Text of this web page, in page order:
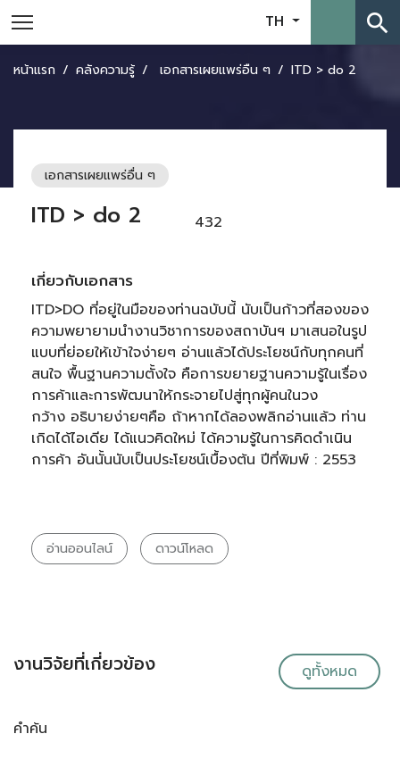
TH search
หน้าแรก คลังความรู้ เอกสารเผยแพร่อื่น ๆ ITD > do 2
เอกสารเผยแพร่อื่น ๆ
432
ITD > do 2
เกี่ยวกับเอกสาร
ITD>DO ที่อยู่ในมือของท่านฉบับนี้ นับเป็นก้าวที่สองของ
ความพยายามนำงานวิชาการของสถาบันฯ มาเสนอในรูป
แบบที่ย่อยให้เข้าใจง่ายๆ อ่านแล้วได้ประโยชน์กับทุกคนที่
สนใจ พื้นฐานความตั้งใจ คือการขยายฐานความรู้ในเรื่อง
การค้าและการพัฒนาให้กระจายไปสู่ทุกผู้คนในวง
กว้าง อธิบายง่ายๆคือ ถ้าหากได้ลองพลิกอ่านแล้ว ท่าน
เกิดได้ไอเดีย ได้แนวคิดใหม่ ได้ความรู้ในการคิดดำเนิน
การค้า อันนั้นนับเป็นประโยชน์เบื้องต้น ปีที่พิมพ์ : 2553
อ่านออนไลน์ ดาวน์โหลด
งานวิจัยที่เกี่ยวข้อง ดูทั้งหมด
คำค้น